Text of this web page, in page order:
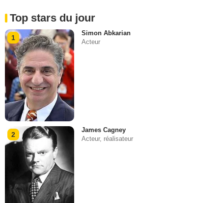
Top stars du jour
1
Simon Abkarian
Acteur
2
James Cagney
Acteur, réalisateur